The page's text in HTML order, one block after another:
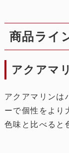
商品ライ
アクアマ
アクアマリンは
ーで個性をより
色味と比べると